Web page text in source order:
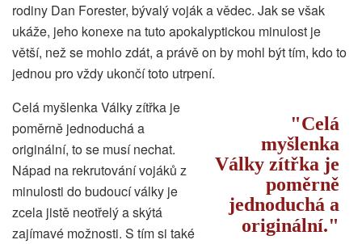
rodiny Dan Forester, bývalý voják a vědec. Jak se však
ukáže, jeho konexe na tuto apokalyptickou minulost je
větší, než se mohlo zdát, a právě on by mohl být tím, kdo to
jednou pro vždy ukončí toto utrpení.
Celá
myšlenka
Války zítřka je
poměrně
jednoduchá a
originální.
Celá myšlenka Války zítřka je
poměrně jednoduchá a
originální, to se musí nechat.
Nápad na rekrutování vojáků z
minulosti do budoucí války je
zcela jistě neotřelý a skýtá
zajímavé možnosti. S tím si také